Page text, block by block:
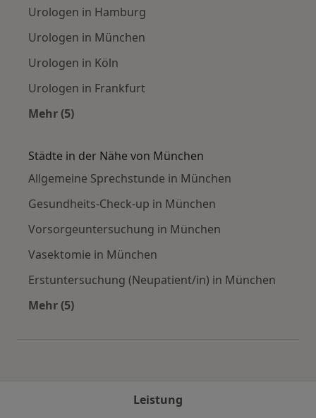
Urologen in Hamburg
Urologen in München
Urologen in Köln
Urologen in Frankfurt
Mehr (5)
Städte in der Nähe von München
Allgemeine Sprechstunde in München
Gesundheits-Check-up in München
Vorsorgeuntersuchung in München
Vasektomie in München
Erstuntersuchung (Neupatient/in) in München
Mehr (5)
Leistung